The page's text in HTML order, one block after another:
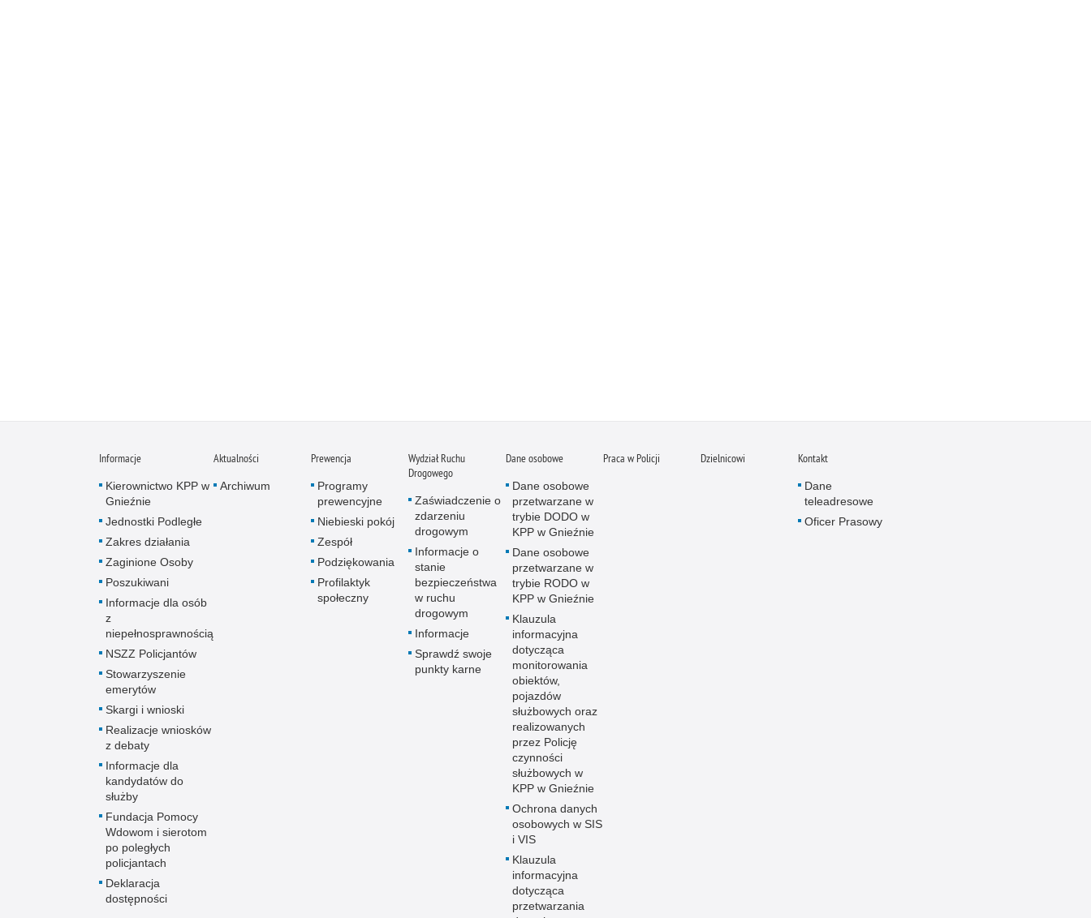
Informacje
Kierownictwo KPP w
Gnieźnie
Jednostki Podległe
Zakres działania
Zaginione Osoby
Poszukiwani
Informacje dla osób
z
niepełnosprawnością
NSZZ Policjantów
Stowarzyszenie
emerytów
Skargi i wnioski
Realizacje wniosków
z debaty
Informacje dla
kandydatów do
służby
Fundacja Pomocy
Wdowom i sierotom
po poległych
policjantach
Deklaracja
dostępności
Aktualności
Archiwum
Prewencja
Programy
prewencyjne
Niebieski pokój
Zespół
Podziękowania
Profilaktyk
społeczny
Wydział Ruchu
Drogowego
Zaświadczenie o
zdarzeniu
drogowym
Informacje o
stanie
bezpieczeństwa
w ruchu
drogowym
Informacje
Sprawdź swoje
punkty karne
Dane osobowe
Dane osobowe
przetwarzane w
trybie DODO w
KPP w Gnieźnie
Dane osobowe
przetwarzane w
trybie RODO w
KPP w Gnieźnie
Klauzula
informacyjna
dotycząca
monitorowania
obiektów,
pojazdów
służbowych oraz
realizowanych
przez Policję
czynności
służbowych w
KPP w Gnieźnie
Ochrona danych
osobowych w SIS
i VIS
Klauzula
informacyjna
dotycząca
przetwarzania
Praca w Policji Dzielnicowi Kontakt
Dane
teleadresowe
Oficer Prasowy